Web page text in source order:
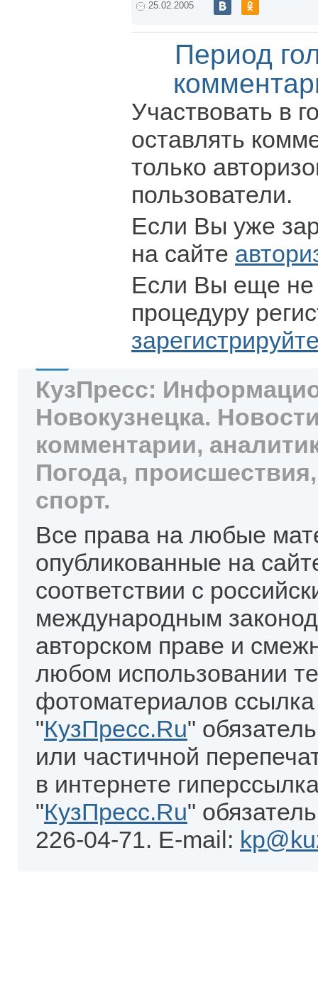
25.02.2005
Период
Участвовать в
оставлять
только
пользователи.
Если Вы уже
на сайте
Если Вы еще не
процедуру
КузПресс:
Новокузнецка.
комментарии,
Погода,
спорт.
Все права на любые
опубликованные на
соответствии с
международным
авторском праве и
любом использовании
фотоматериалов
"КузПресс.Ru"
или частичной
в интернете
"КузПресс.Ru"
226-04-71. E-mail: